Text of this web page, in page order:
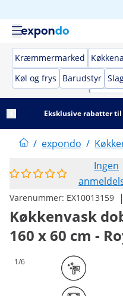
Kræmmermarked
Køl og frys
Barudstyr
Eksklusive rabatter
/ expondo /
Ingen
Varenummer: EX10013159 |
Køkkenvask
160 x 60 cm -
1/6